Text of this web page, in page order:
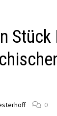
Stück
0